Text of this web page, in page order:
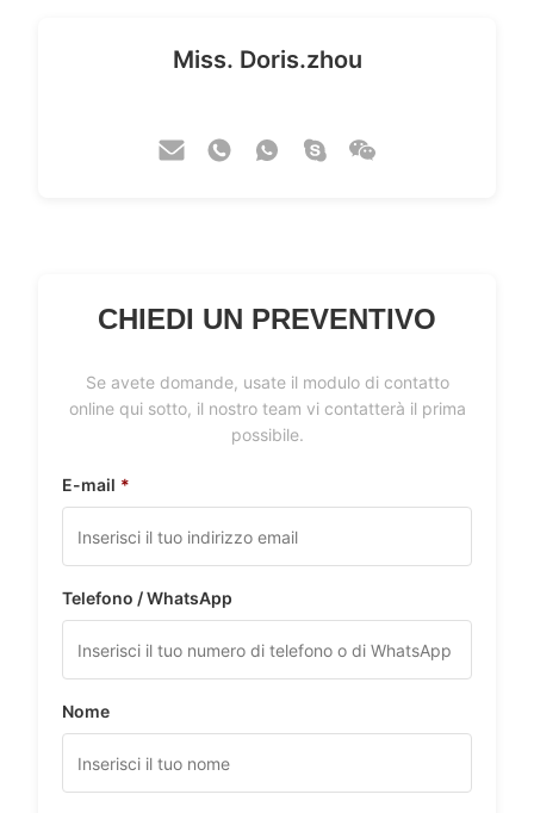
Miss. Doris.zhou
CHIEDI UN PREVENTIVO
Se avete domande, usate il modulo di contatto
online qui sotto, il nostro team vi contatterà il prima
possibile.
E-mail *
Telefono / WhatsApp
Nome